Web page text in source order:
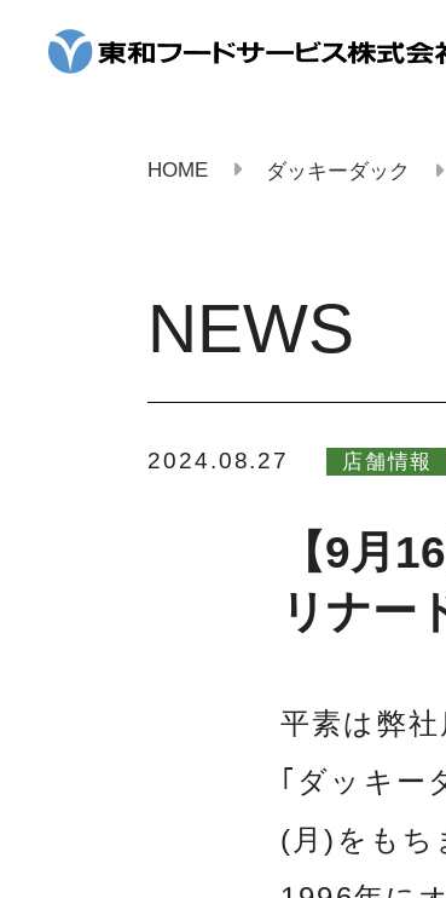
HOME ダッキーダック
NEWS
2024.08.27 店舗情報
【9月
リナー
平素は弊
｢ダッキー
(月)をもち